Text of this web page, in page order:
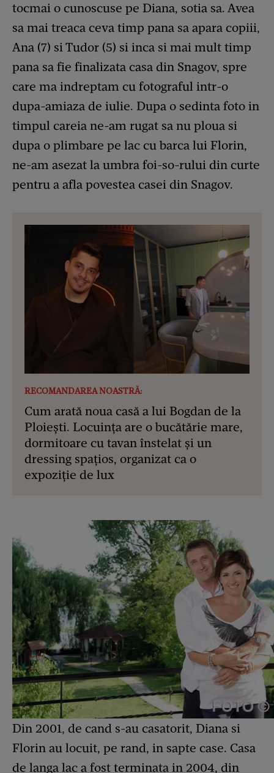
tocmai o cunoscuse pe Diana, sotia sa. Avea
sa mai treaca ceva timp pana sa apara copiii,
Ana (7) si Tudor (5) si inca si mai mult timp
pana sa fie finalizata casa din Snagov, spre
care ma indreptam cu fotograful intr-o
dupa-amiaza de iulie. Dupa o sedinta foto in
timpul careia ne-am rugat sa nu ploua si
dupa o plimbare pe lac cu barca lui Florin,
ne-am asezat la umbra foi-so-rului din curte
pentru a afla povestea casei din Snagov.
RECOMANDAREA NOASTRĂ:
Cum arată noua casă a lui Bogdan de la
Ploiești. Locuința are o bucătărie mare,
dormitoare cu tavan înstelat și un
dressing spațios, organizat ca o
expoziție de lux
Din 2001, de cand s-au casatorit, Diana si
Florin au locuit, pe rand, in sapte case. Casa
de langa lac a fost terminata in 2004, din